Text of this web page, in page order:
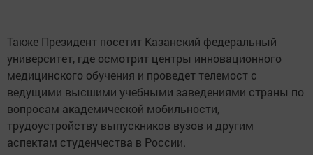
Также Президент посетит Казанский федеральный
университет, где осмотрит центры инновационного
медицинского обучения и проведет телемост с
ведущими высшими учебными заведениями страны по
вопросам академической мобильности,
трудоустройству выпускников вузов и другим
аспектам студенчества в России.